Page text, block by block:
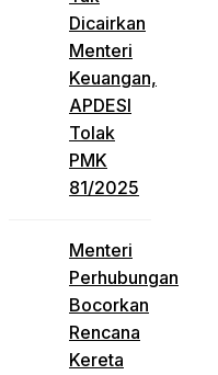
Dicairkan
Menteri
Keuangan,
APDESI
Tolak
PMK
81/2025
Menteri
Perhubungan
Bocorkan
Rencana
Kereta